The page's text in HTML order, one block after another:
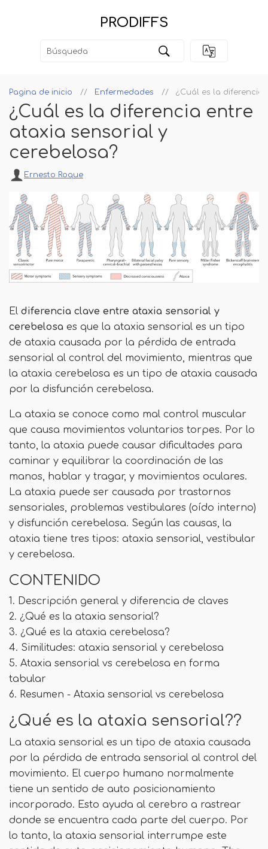
PRODIFFS
Pagina de inicio Enfermedades ¿Cuál es la diferencia
¿Cuál es la diferencia entre
ataxia sensorial y
cerebelosa?
Ernesto Roque
El diferencia clave entre ataxia sensorial y
cerebelosa es que la ataxia sensorial es un tipo
de ataxia causada por la pérdida de entrada
sensorial al control del movimiento, mientras que
la ataxia cerebelosa es un tipo de ataxia causada
por la disfunción cerebelosa.
La ataxia se conoce como mal control muscular
que causa movimientos voluntarios torpes. Por lo
tanto, la ataxia puede causar dificultades para
caminar y equilibrar la coordinación de las
manos, hablar y tragar, y movimientos oculares.
La ataxia puede ser causada por trastornos
sensoriales, problemas vestibulares (oído interno)
y disfunción cerebelosa. Según las causas, la
ataxia tiene tres tipos: ataxia sensorial, vestibular
y cerebelosa.
CONTENIDO
1. Descripción general y diferencia de claves
2. ¿Qué es la ataxia sensorial?
3. ¿Qué es la ataxia cerebelosa?
4. Similitudes: ataxia sensorial y cerebelosa
5. Ataxia sensorial vs cerebelosa en forma
tabular
6. Resumen - Ataxia sensorial vs cerebelosa
¿Qué es la ataxia sensorial??
La ataxia sensorial es un tipo de ataxia causada
por la pérdida de entrada sensorial al control del
movimiento. El cuerpo humano normalmente
tiene un sentido de auto posicionamiento
incorporado. Esto ayuda al cerebro a rastrear
donde se encuentra cada parte del cuerpo. Por
lo tanto, la ataxia sensorial interrumpe este